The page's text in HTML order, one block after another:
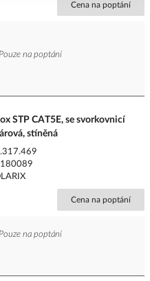
Cena na poptání
na poptání
STP CAT5E, se svorkovnicí
stíněná
Cena na poptání
na poptání